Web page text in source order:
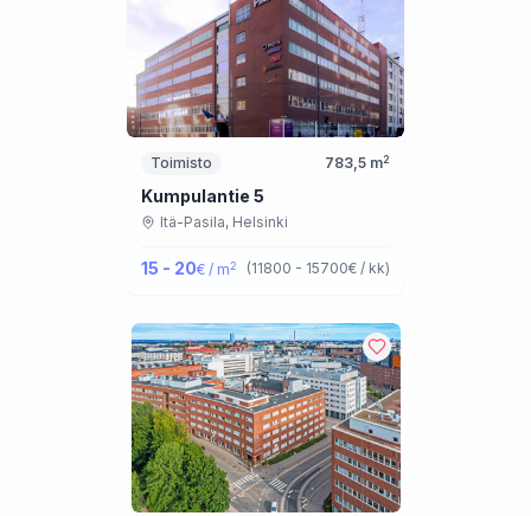
Toimisto 783,5 m2
Kumpulantie 5
Itä-Pasila, Helsinki
15 - 20€ / m2 (11800 - 15700€ / kk)